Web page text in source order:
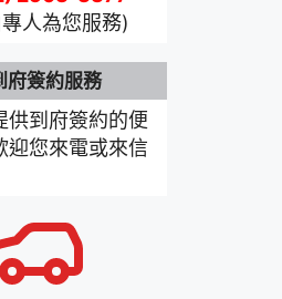
人為您服務)
府簽約服務
供到府簽約的便
迎您來電或來信